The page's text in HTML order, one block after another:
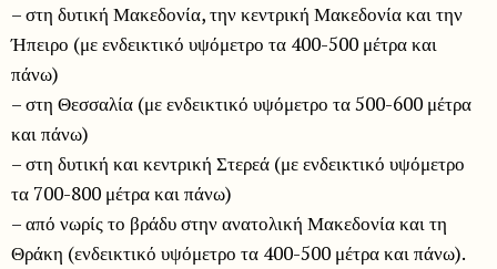
– στη δυτική Μακεδονία, την κεντρική Μακεδονία και την
Ήπειρο (με ενδεικτικό υψόμετρο τα 400-500 μέτρα και
πάνω)
– στη Θεσσαλία (με ενδεικτικό υψόμετρο τα 500-600 μέτρα
και πάνω)
– στη δυτική και κεντρική Στερεά (με ενδεικτικό υψόμετρο
τα 700-800 μέτρα και πάνω)
– από νωρίς το βράδυ στην ανατολική Μακεδονία και τη
Θράκη (ενδεικτικό υψόμετρο τα 400-500 μέτρα και πάνω).